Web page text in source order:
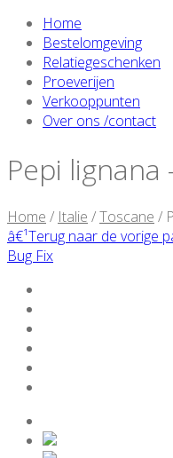
Home
Bestelomgeving
Relatiegeschenken
Proeverijen
Verkooppunten
Over ons /contact
Pepi lignana
Home / Italie /Toscane /
â€¹Terug naar de vorige
Bug Fix